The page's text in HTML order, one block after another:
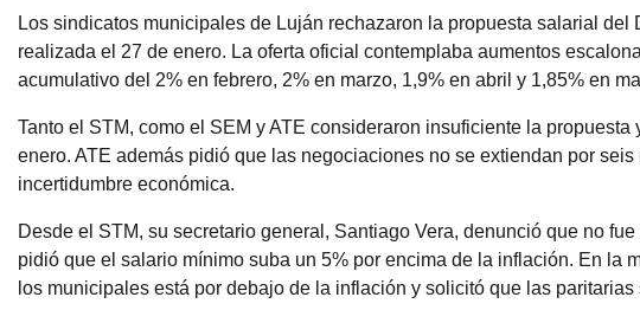
Los sindicatos municipales de Luján rechazaron la propuesta salarial
realizada el 27 de enero. La oferta oficial contemplaba aumentos
acumulativo del 2% en febrero, 2% en marzo, 1,9% en abril y 1,85% en
Tanto el STM, como el SEM y ATE consideraron insuficiente la
enero. ATE además pidió que las negociaciones no se extiendan por
incertidumbre económica.
Desde el STM, su secretario general, Santiago Vera, denunció que no
pidió que el salario mínimo suba un 5% por encima de la inflación. En la
los municipales está por debajo de la inflación y solicitó que las